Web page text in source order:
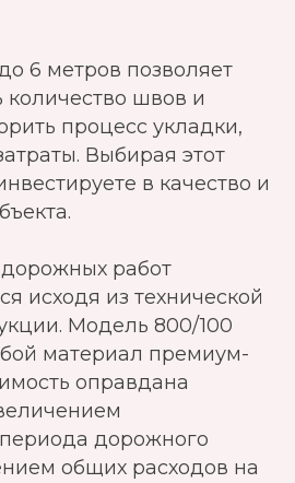
6 метров позволяет
швов и
процесс укладки,
Выбирая этот
в качество и
дорожных работ
исходя из технической
Модель 800/100
материал премиум-
оправдана
дорожного
общих расходов на